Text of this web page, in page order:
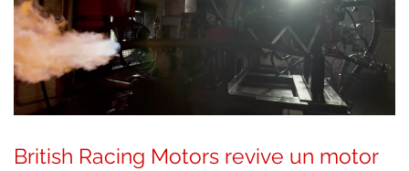
British Racing Motors revive un motor